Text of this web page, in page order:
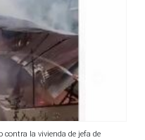
contra la vivienda de jefa de